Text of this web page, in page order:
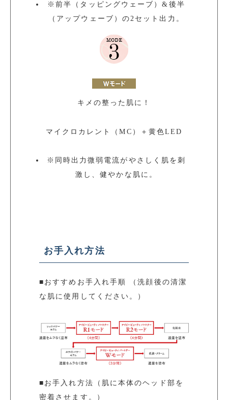
※前半（タッピングウェーブ）&後半
（アップウェーブ）の2セット出力。
キメの整った肌に！
マイクロカレント（MC）＋黄色LED
※ 同時出力微弱電流がやさしく肌を刺
激し、健やかな肌に。
お手入れ方法
■おすすめお手入れ手順 （洗顔後の清潔
な肌に使用してください。）
■お手入れ方法（肌に本体のヘッド部を
密着させます。）